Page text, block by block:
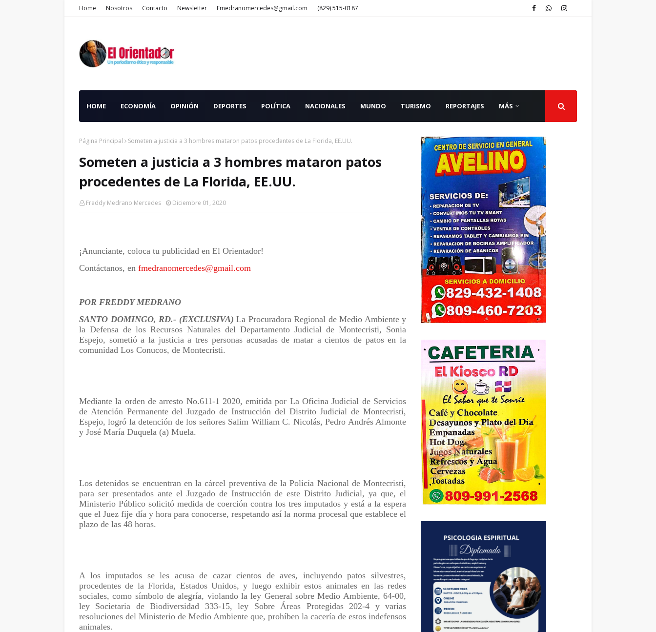
Home Nosotros Contacto Newsletter Fmedranomercedes@gmail.com (829) 515-0187
HOME ECONOMÍA OPINIÓN DEPORTES POLÍTICA NACIONALES MUNDO TURISMO REPORTAJES MÁS
Página Principal Someten a justicia a 3 hombres mataron patos procedentes de La Florida, EE.UU.
Someten a justicia a 3 hombres mataron patos
procedentes de La Florida, EE.UU.
Freddy Medrano Mercedes Diciembre 01, 2020
¡Anunciante, coloca tu publicidad en El Orientador!
Contáctanos, en fmedranomercedes@gmail.com
POR FREDDY MEDRANO
SANTO DOMINGO, RD.- (EXCLUSIVA) La Procuradora Regional de Medio Ambiente y
la Defensa de los Recursos Naturales del Departamento Judicial de Montecristi, Sonia
Espejo, sometió a la justicia a tres personas acusadas de matar a cientos de patos en la
comunidad Los Conucos, de Montecristi.
Mediante la orden de arresto No.611-1 2020, emitida por La Oficina Judicial de Servicios
de Atención Permanente del Juzgado de Instrucción del Distrito Judicial de Montecristi,
Espejo, logró la detención de los señores Salim William C. Nicolás, Pedro Andrés Almonte
y José María Duquela (a) Muela.
Los detenidos se encuentran en la cárcel preventiva de la Policía Nacional de Montecristi,
para ser presentados ante el Juzgado de Instrucción de este Distrito Judicial, ya que, el
Ministerio Público solicitó medida de coerción contra los tres imputados y está a la espera
que el Juez fije día y hora para conocerse, respetando así la norma procesal que establece el
plazo de las 48 horas.
A los imputados se les acusa de cazar cientos de aves, incluyendo patos silvestres,
procedentes de la Florida, Estados Unidos, y luego exhibir estos animales en las redes
sociales, como símbolo de alegría, violando la ley General sobre Medio Ambiente, 64-00,
ley Societaria de Biodiversidad 333-15, ley Sobre Áreas Protegidas 202-4 y varias
resoluciones del Ministerio de Medio Ambiente que, prohíben la cacería de estos indefensos
animales.